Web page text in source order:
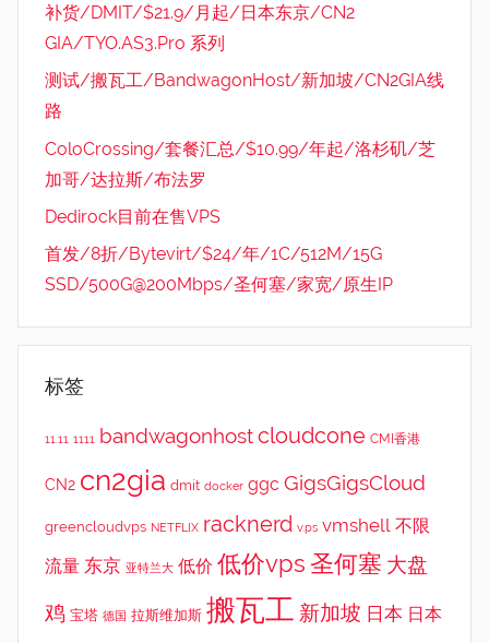
补货/DMIT/$21.9/月起/日本东京/CN2
GIA/TYO.AS3.Pro 系列
测试/搬瓦工/BandwagonHost/新加坡/CN2GIA线
路
ColoCrossing/套餐汇总/$10.99/年起/洛杉矶/芝
加哥/达拉斯/布法罗
Dedirock目前在售VPS
首发/8折/Bytevirt/$24/年/1C/512M/15G
SSD/500G@200Mbps/圣何塞/家宽/原生IP
标签
11.11 1111 bandwagonhostcloudcone CMI香港
CN2 cn2gia dmit docker ggc GigsGigsCloud
greencloudvps NETFLIX racknerd v.ps vmshell 不限
流量 东京 亚特兰大 低价 低价vps 圣何塞 大盘
鸡 宝塔 德国 拉斯维加斯 搬瓦工 新加坡 日本 日本